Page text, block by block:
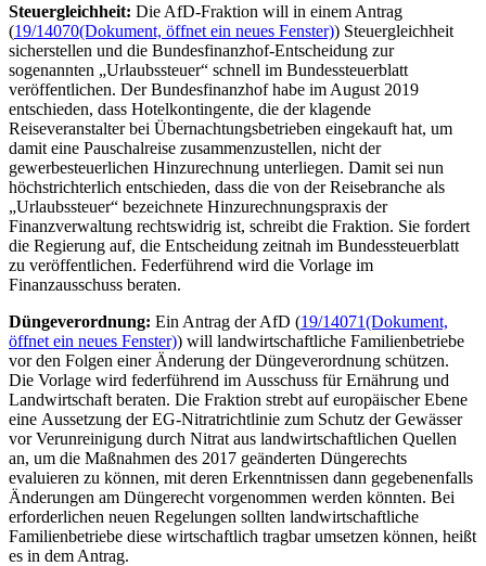
Steuergleichheit: Die AfD-Fraktion will in einem Antrag
(19/14070(Dokument, öffnet ein neues Fenster)) Steuergleichheit
sicherstellen und die Bundesfinanzhof-Entscheidung zur
sogenannten „Urlaubssteuer“ schnell im Bundessteuerblatt
veröffentlichen. Der Bundesfinanzhof habe im August 2019
entschieden, dass Hotelkontingente, die der klagende
Reiseveranstalter bei Übernachtungsbetrieben eingekauft hat, um
damit eine Pauschalreise zusammenzustellen, nicht der
gewerbesteuerlichen Hinzurechnung unterliegen. Damit sei nun
höchstrichterlich entschieden, dass die von der Reisebranche als
„Urlaubssteuer“ bezeichnete Hinzurechnungspraxis der
Finanzverwaltung rechtswidrig ist, schreibt die Fraktion. Sie fordert
die Regierung auf, die Entscheidung zeitnah im Bundessteuerblatt
zu veröffentlichen. Federführend wird die Vorlage im
Finanzausschuss beraten.
Düngeverordnung: Ein Antrag der AfD (19/14071(Dokument,
öffnet ein neues Fenster)) will landwirtschaftliche Familienbetriebe
vor den Folgen einer Änderung der Düngeverordnung schützen.
Die Vorlage wird federführend im Ausschuss für Ernährung und
Landwirtschaft beraten. Die Fraktion strebt auf europäischer Ebene
eine Aussetzung der EG-Nitratrichtlinie zum Schutz der Gewässer
vor Verunreinigung durch Nitrat aus landwirtschaftlichen Quellen
an, um die Maßnahmen des 2017 geänderten Düngerechts
evaluieren zu können, mit deren Erkenntnissen dann gegebenenfalls
Änderungen am Düngerecht vorgenommen werden könnten. Bei
erforderlichen neuen Regelungen sollten landwirtschaftliche
Familienbetriebe diese wirtschaftlich tragbar umsetzen können, heißt
es in dem Antrag.